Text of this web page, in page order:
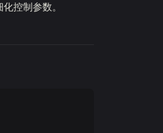
控制参数。